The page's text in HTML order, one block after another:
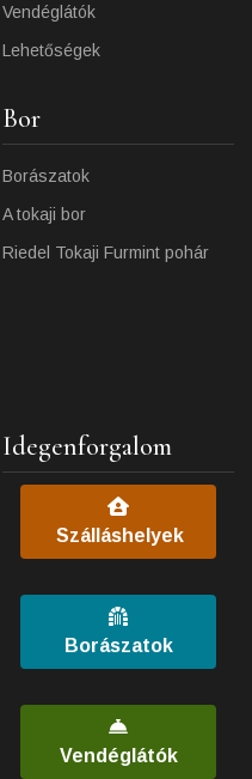
Vendéglátók
Lehetőségek
Bor
Borászatok
A tokaji bor
Riedel Tokaji Furmint pohár
Idegenforgalom
Szálláshelyek
Borászatok
Vendéglátók